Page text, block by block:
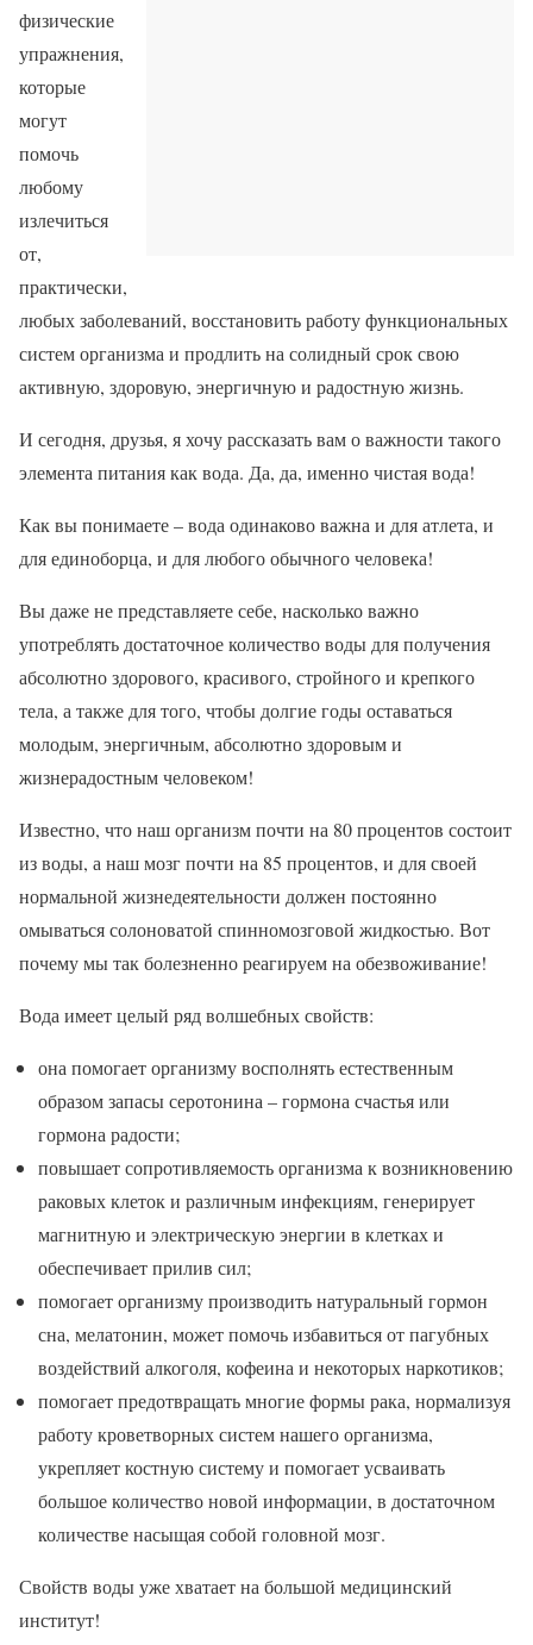
физические
упражнения,
которые
могут
помочь
любому
излечиться
от,
практически,
любых заболеваний, восстановить работу функциональных
систем организма и продлить на солидный срок свою
активную, здоровую, энергичную и радостную жизнь.
И сегодня, друзья, я хочу рассказать вам о важности такого
элемента питания как вода. Да, да, именно чистая вода!
Как вы понимаете – вода одинаково важна и для атлета, и
для единоборца, и для любого обычного человека!
Вы даже не представляете себе, насколько важно
употреблять достаточное количество воды для получения
абсолютно здорового, красивого, стройного и крепкого
тела, а также для того, чтобы долгие годы оставаться
молодым, энергичным, абсолютно здоровым и
жизнерадостным человеком!
Известно, что наш организм почти на 80 процентов состоит
из воды, а наш мозг почти на 85 процентов, и для своей
нормальной жизнедеятельности должен постоянно
омываться солоноватой спинномозговой жидкостью. Вот
почему мы так болезненно реагируем на обезвоживание!
Вода имеет целый ряд волшебных свойств:
она помогает организму восполнять естественным
образом запасы серотонина – гормона счастья или
гормона радости;
повышает сопротивляемость организма к возникновению
раковых клеток и различным инфекциям, генерирует
магнитную и электрическую энергии в клетках и
обеспечивает прилив сил;
помогает организму производить натуральный гормон
сна, мелатонин, может помочь избавиться от пагубных
воздействий алкоголя, кофеина и некоторых наркотиков;
помогает предотвращать многие формы рака, нормализуя
работу кроветворных систем нашего организма,
укрепляет костную систему и помогает усваивать
большое количество новой информации, в достаточном
количестве насыщая собой головной мозг.
Свойств воды уже хватает на большой медицинский
институт!